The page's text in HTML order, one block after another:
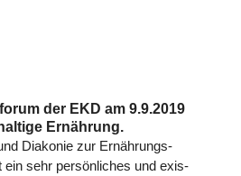
der EKD am 9.9.2019
Ernährung.
Diakonie zur Ernäh­rungs­
ein sehr per­sön­li­ches und exis­